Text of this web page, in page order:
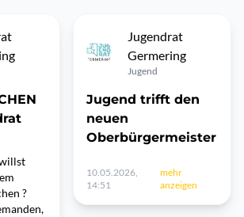
?
Jugendrat
Germering
Jugend
Jugend trifft den
neuen
Oberbürgermeister
10.05.2026,
14:51
mehr
anzeigen